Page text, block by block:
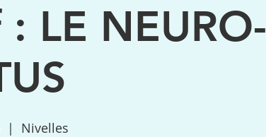
LE NEURO-
  |
Nivelles